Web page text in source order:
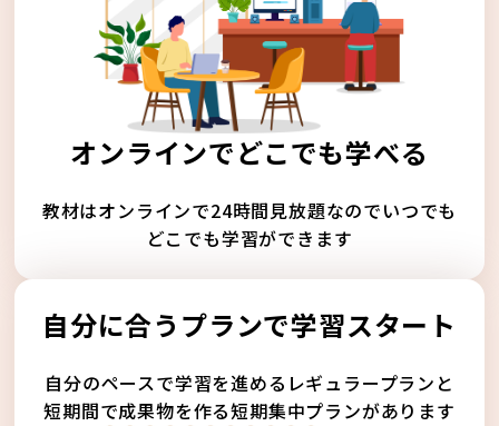
オンラインでどこでも学べる
教材はオンラインで24時間見放題なのでいつでも
どこでも学習ができます
自分に合うプランで学習スタート
自分のペースで学習を進めるレギュラープランと
短期間で成果物を作る短期集中プランがあります